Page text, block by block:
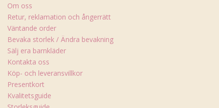
Om oss
Retur, reklamation och ångerrätt
Väntande order
Bevaka storlek / Ändra bevakning
Sälj era barnkläder
Kontakta oss
Köp- och leveransvillkor
Presentkort
Kvalitetsguide